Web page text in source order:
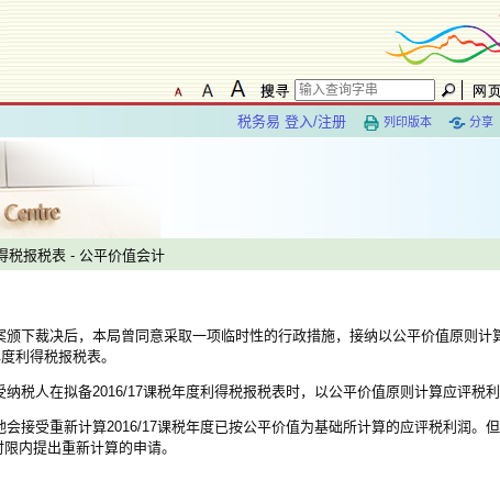
分享
列印版本
税务易 登入/注册
税报税表 - 公平价值会计
下裁决后，本局曾同意采取一项临时性的行政措施，接纳以公平价值原则计
利得税报税表。
税人在拟备2016/17课税年度利得税报税表时，以公平价值原则计算应评税利
接受重新计算2016/17课税年度已按公平价值为基础所计算的应评税利润。
内提出重新计算的申请。